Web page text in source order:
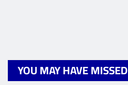
YOU MAY HAVE MISSED